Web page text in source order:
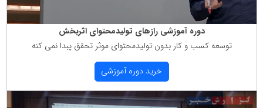
دوره آموزشی رازهای تولیدمحتوای اثربخش
توسعه كسب و كار بدون تولیدمحتوای موثر تحقق پبدا نمی كنه
خرید دوره آموزشی